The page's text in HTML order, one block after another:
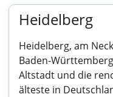
Heidelberg
Heidelberg, am
Baden-
Altstadt und die
älteste in